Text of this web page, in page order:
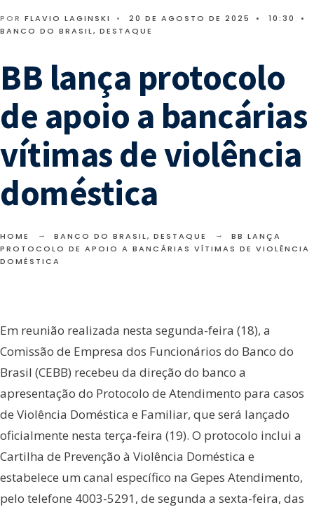
POR FLAVIO LAGINSKI • 20 DE AGOSTO DE 2025 • 10:30
•
BANCO DO BRASIL, DESTAQUE
BB lança protocolo
de apoio a bancárias
vítimas de violência
doméstica
HOME BANCO DO BRASIL, DESTAQUE
BB LANÇA
PROTOCOLO DE APOIO A BANCÁRIAS VÍTIMAS DE VIOLÊNCIA
DOMÉSTICA
Em reunião realizada nesta segunda-feira (18), a
Comissão de Empresa dos Funcionários do Banco do
Brasil (CEBB) recebeu da direção do banco a
apresentação do Protocolo de Atendimento para casos
de Violência Doméstica e Familiar, que será lançado
oficialmente nesta terça-feira (19). O protocolo inclui a
Cartilha de Prevenção à Violência Doméstica e
estabelece um canal específico na Gepes Atendimento,
pelo telefone 4003-5291, de segunda a sexta-feira, das